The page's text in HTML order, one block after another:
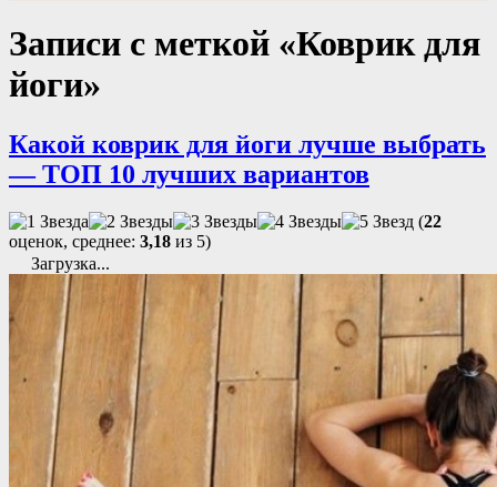
Записи с меткой «Коврик для
йоги»
Какой коврик для йоги лучше выбрать
— ТОП 10 лучших вариантов
(22
оценок, среднее: 3,18 из 5)
Загрузка...